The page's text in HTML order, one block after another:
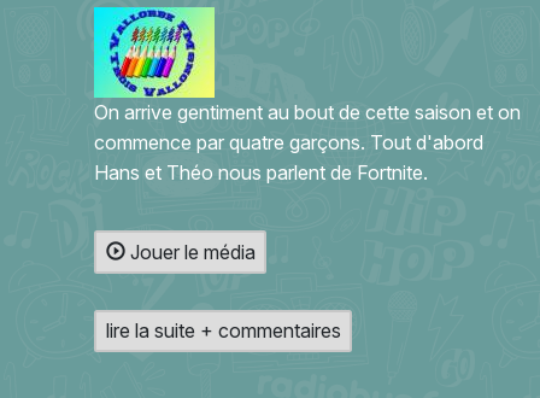
On arrive gentiment au bout de cette saison et on
commence par quatre garçons. Tout d'abord
Hans et Théo nous parlent de Fortnite.
Jouer le média
lire la suite + commentaires